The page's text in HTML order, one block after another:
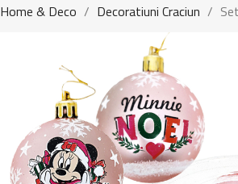
Home & Deco Decoratiuni Craciun